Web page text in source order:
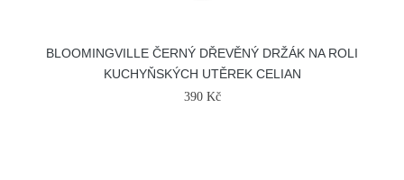
BLOOMINGVILLE ČERNÝ DŘEVĚNÝ DRŽÁK NA ROLI
KUCHYŇSKÝCH UTĚREK CELIAN
390 Kč